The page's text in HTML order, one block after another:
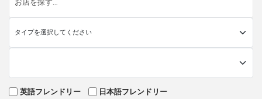
英語フレンドリー
日本語フレンドリー